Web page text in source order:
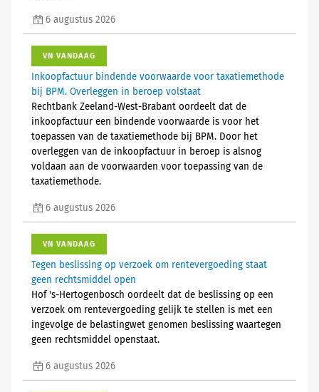
6 augustus 2026
VN VANDAAG
Inkoopfactuur bindende voorwaarde voor taxatiemethode
bij BPM. Overleggen in beroep volstaat
Rechtbank Zeeland-West-Brabant oordeelt dat de
inkoopfactuur een bindende voorwaarde is voor het
toepassen van de taxatiemethode bij BPM. Door het
overleggen van de inkoopfactuur in beroep is alsnog
voldaan aan de voorwaarden voor toepassing van de
taxatiemethode.
6 augustus 2026
VN VANDAAG
Tegen beslissing op verzoek om rentevergoeding staat
geen rechtsmiddel open
Hof 's-Hertogenbosch oordeelt dat de beslissing op een
verzoek om rentevergoeding gelijk te stellen is met een
ingevolge de belastingwet genomen beslissing waartegen
geen rechtsmiddel openstaat.
6 augustus 2026